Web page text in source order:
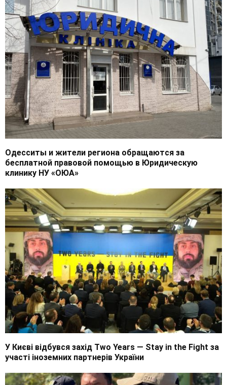
Одесситы и жители региона обращаются за
бесплатной правовой помощью в Юридическую
клинику НУ «ОЮА»
У Києві відбувся захід Two Years — Stay in the Fight за
участі іноземних партнерів України